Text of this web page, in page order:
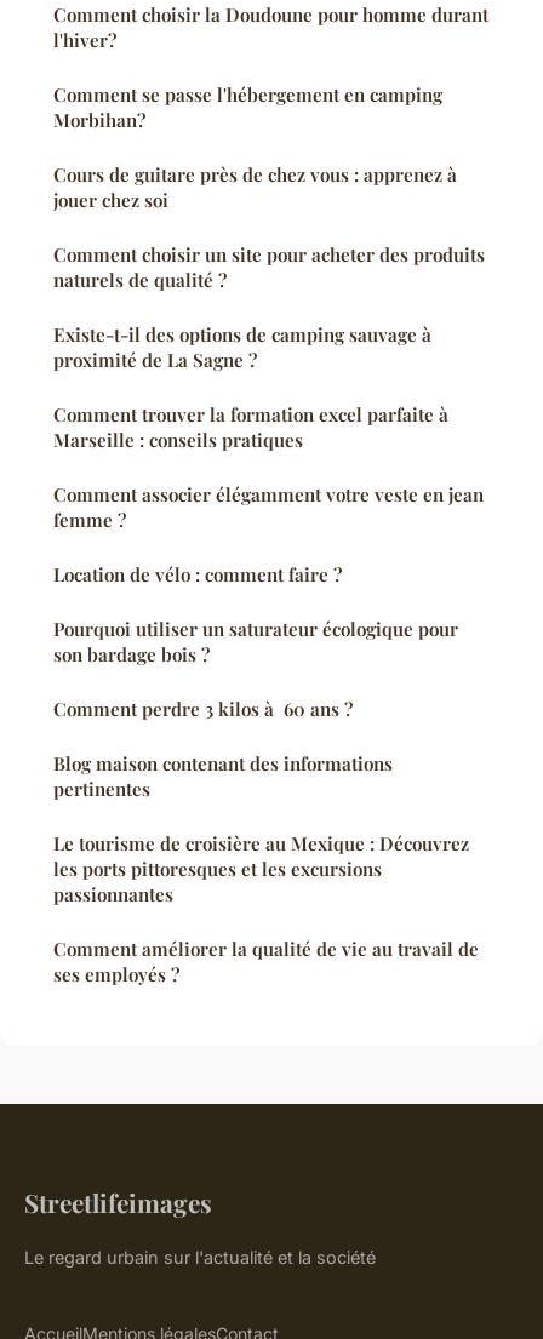
Comment choisir la Doudoune pour homme durant
l'hiver?
Comment se passe l'hébergement en camping
Morbihan?
Cours de guitare près de chez vous : apprenez à
jouer chez soi
Comment choisir un site pour acheter des produits
naturels de qualité ?
Existe-t-il des options de camping sauvage à
proximité de La Sagne ?
Comment trouver la formation excel parfaite à
Marseille : conseils pratiques
Comment associer élégamment votre veste en jean
femme ?
Location de vélo : comment faire ?
Pourquoi utiliser un saturateur écologique pour
son bardage bois ?
Comment perdre 3 kilos à 60 ans ?
Blog maison contenant des informations
pertinentes
Le tourisme de croisière au Mexique : Découvrez
les ports pittoresques et les excursions
passionnantes
Comment améliorer la qualité de vie au travail de
ses employés ?
Streetlifeimages
Le regard urbain sur l'actualité et la société
AccueilMentions légalesContact